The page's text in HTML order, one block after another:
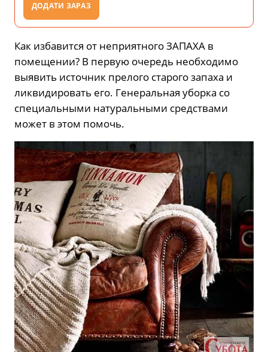
ДОДАТИ ЗАРАЗ
Как избавится от неприятного ЗАПАХА в
помещении? В первую очередь необходимо
выявить источник прелого старого запаха и
ликвидировать его. Генеральная уборка со
специальными натуральными средствами
может в этом помочь.